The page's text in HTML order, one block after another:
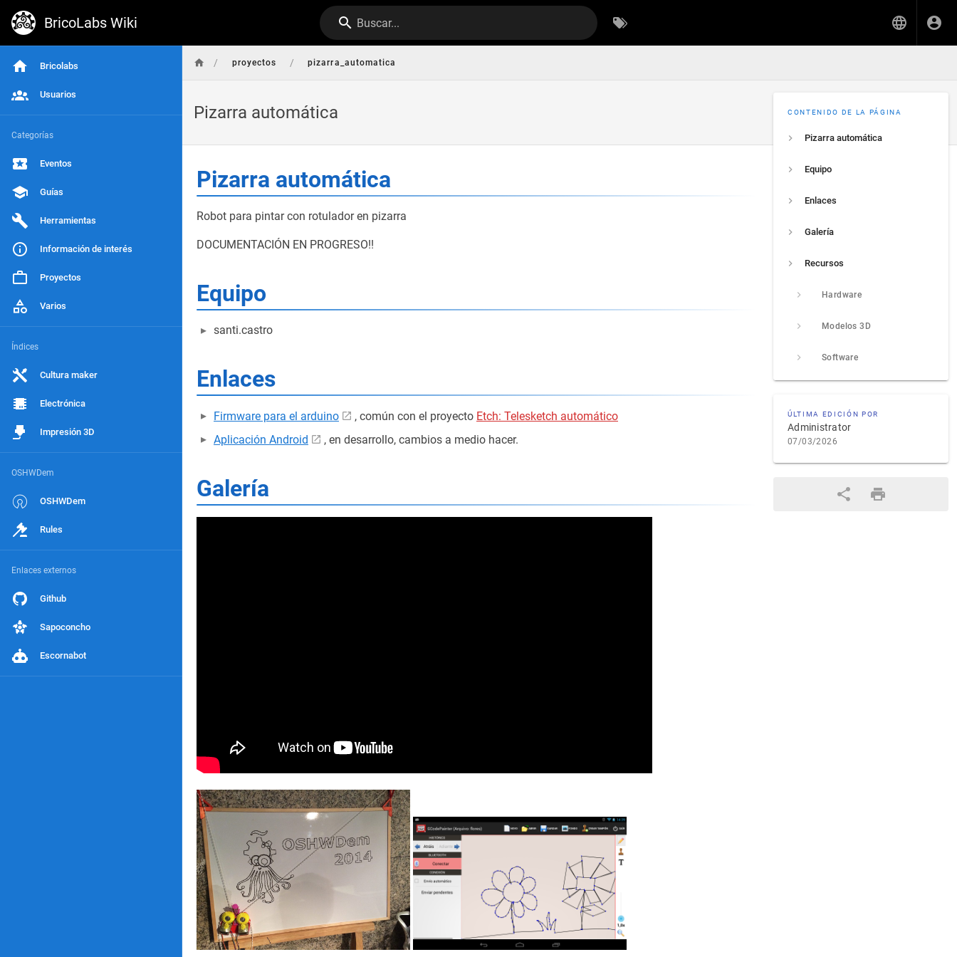
BricoLabs Wiki Buscar...
Bricolabs
Usuarios
Categorías
Eventos
Guías
Herramientas
Información de interés
Proyectos
Varios
Índices
Cultura maker
Electrónica
Impresión 3D
OSHWDem
OSHWDem
Rules
Enlaces externos
Github
Sapoconcho
Escornabot
/ proyectos / pizarra_automatica
Pizarra automática CONTENIDO DE LA PÁGINA
Pizarra automática
Equipo
Enlaces
Galería
Recursos
Hardware
Modelos 3D
Software
ÚLTIMA EDICIÓN POR
Administrator
07/03/2026
Pizarra automática
Robot para pintar con rotulador en pizarra
DOCUMENTACIÓN EN PROGRESO!!
Equipo
santi.castro
Enlaces
Firmware para el arduino , común con el proyecto Etch: Telesketch automático
Aplicación Android
, en desarrollo, cambios a medio hacer.
Galería